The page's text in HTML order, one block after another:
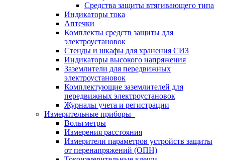
Средства защиты втягивающего типа
Индикаторы тока
Аптечки
Комплекты средств защиты для
электроустановок
Стенды и шкафы для хранения СИЗ
Индикаторы высокого напряжения
Заземлители для передвижных
электроустановок
Комплектующие заземлителей для
передвижных электроустановок
Журналы учета и регистрации
Измерительные приборы
Вольтметры
Измерения расстояния
Измерители параметров устройств защиты
от перенапряжений (ОПН)